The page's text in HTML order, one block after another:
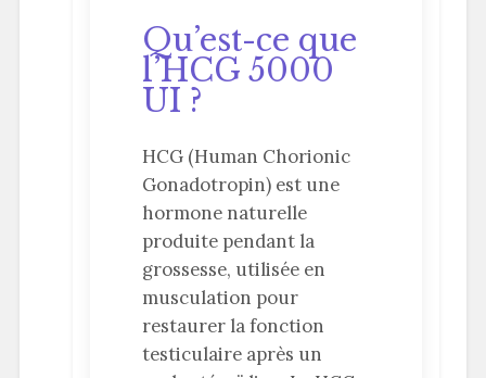
Qu’est-ce que
l’HCG 5000
UI ?
HCG (Human Chorionic
Gonadotropin) est une
hormone naturelle
produite pendant la
grossesse, utilisée en
musculation pour
restaurer la fonction
testiculaire après un